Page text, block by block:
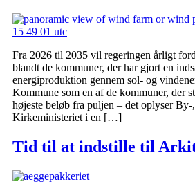
Fra 2026 til 2035 vil regeringen årligt
blandt de kommuner, der har gjort en
energiproduktion gennem sol- og
Kommune som en af de kommuner, der
højeste beløb fra puljen – det oplyser
Kirkeministeriet i en […]
Tid til at indstille til